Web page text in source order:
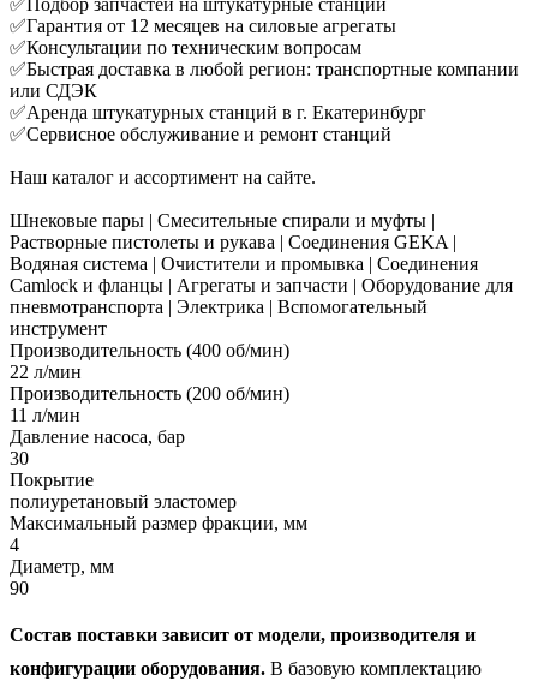
✅Подбор запчастей на штукатурные станции
✅Гарантия от 12 месяцев на силовые агрегаты
✅Консультации по техническим вопросам
✅Быстрая доставка в любой регион: транспортные компании
или СДЭК
✅Аренда штукатурных станций в г. Екатеринбург
✅Сервисное обслуживание и ремонт станций
Наш каталог и ассортимент на сайте.
Шнековые пары | Смесительные спирали и муфты |
Растворные пистолеты и рукава | Соединения GEKA |
Водяная система | Очистители и промывка | Соединения
Camlock и фланцы | Агрегаты и запчасти | Оборудование для
пневмотранспорта | Электрика | Вспомогательный
инструмент
Производительность (400 об/мин)
22 л/мин
Производительность (200 об/мин)
11 л/мин
Давление насоса, бар
30
Покрытие
полиуретановый эластомер
Максимальный размер фракции, мм
4
Диаметр, мм
90
Состав поставки зависит от модели, производителя и
конфигурации оборудования. В базовую комплектацию